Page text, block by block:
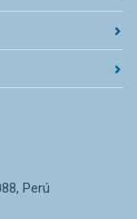
Perú